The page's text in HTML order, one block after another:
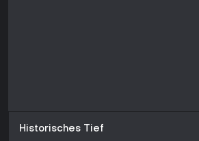
Historisches Tief